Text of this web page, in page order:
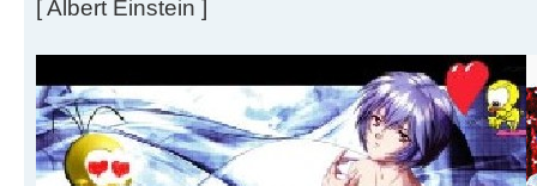
[ Albert Einstein ]